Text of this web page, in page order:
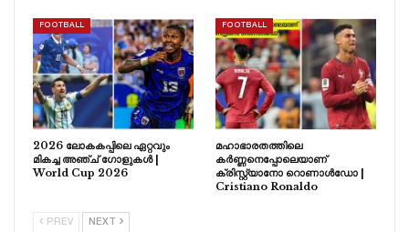
FOOTBALL
2026 ലോകകപ്പിലെ ഏറ്റവും
മികച്ച അഞ്ച് ഗോളുകൾ |
World Cup 2026
FOOTBALL
മഹാഭാരതത്തിലെ
കർണ്ണനെപ്പോലെയാണ്
ക്രിസ്റ്റ്യാനോ റൊണാൾഡോ |
Cristiano Ronaldo
PREV NEXT